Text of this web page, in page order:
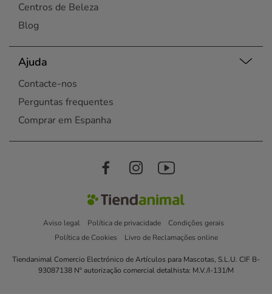
Centros de Beleza
Blog
Ajuda
Contacte-nos
Perguntas frequentes
Comprar em Espanha
Aviso legal Política de privacidade
Condições gerais
Política de Cookies
Livro de Reclamações online
Tiendanimal Comercio Electrónico de Artículos para Mascotas, S.L.U. CIF B-
93087138 Nº autorização comercial detalhista: M.V./I-131/M